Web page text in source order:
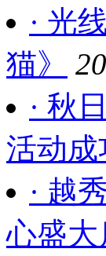
· 光
猫》
· 秋
活动
· 越
心盛大